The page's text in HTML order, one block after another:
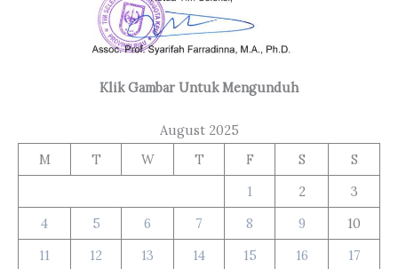
Klik Gambar Untuk Mengunduh
August 2025
M
T W T F S
S
1
2
3
4
5 6 7 8 9
10
11
12 13 14 15 16 17